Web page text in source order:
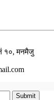
१०, मनमैजु
Submit